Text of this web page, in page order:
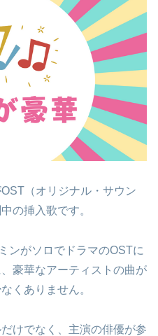
（オリジナル・サウン
の挿入歌です。
ンがソロでドラマのOSTに
豪華なアーティストの曲が
くありません。
けでなく、主演の俳優が参